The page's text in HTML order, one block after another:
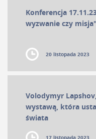
Konferencja
wyzwanie czy misja"
20 listopada 2023
Volodymyr
wystawą, która
świata